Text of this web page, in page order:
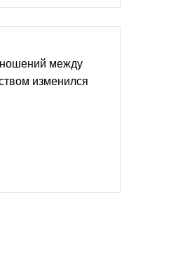
между
изменился